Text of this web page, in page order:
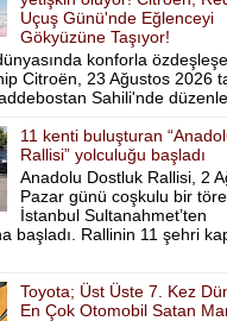
Uçuş Günü'nde Eğlenceyi
Gökyüzüne Taşıyor!
konforla
Citroën, 23 Ağustos 2026
Sahili'nde
11 kenti buluşturan
Rallisi” yolculuğu başladı
Anadolu Dostluk Rallisi, 2
Pazar günü coşkulu bir
İstanbul Sultanahmet’ten
başladı. Rallinin 11 şehri
Toyota; Üst Üste 7. Kez
En Çok Otomobil Satan